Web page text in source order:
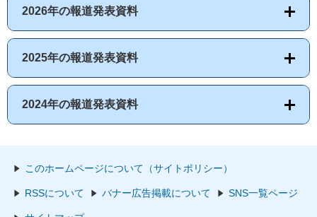
2026年の報道発表資料
2025年の報道発表資料
2024年の報道発表資料
このホームページについて（サイトポリシー）
RSSについて バナー広告掲載について SNS一覧ページ